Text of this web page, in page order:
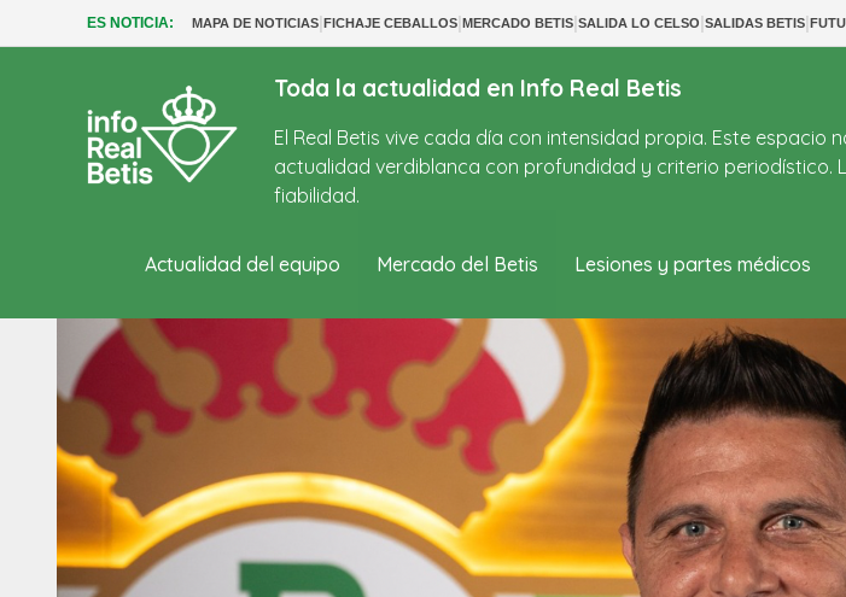
ES NOTICIA: MAPA DE NOTICIAS|FICHAJE CEBALLOS|MERCADO BETIS|SALIDA LO CELSO|SALIDAS BETIS|
Toda la actualidad en Info Real Betis
El Real Betis vive cada día con intensidad propia. Este
actualidad verdiblanca con profundidad y criterio periodístico.
fiabilidad.
Actualidad del equipo Mercado del Betis Lesiones y partes médicos